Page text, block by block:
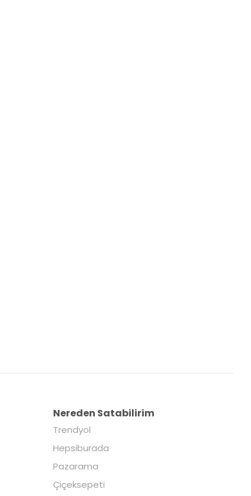
Nereden Satabilirim
Trendyol
Hepsiburada
Pazarama
Çiçeksepeti